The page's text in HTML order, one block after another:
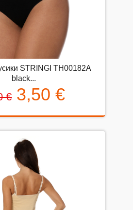
STRINGI TH00182A
black...
€ 3,50 €